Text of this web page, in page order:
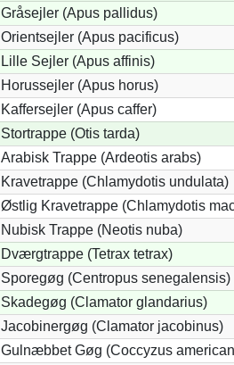
Gråsejler (Apus pallidus)
Orientsejler (Apus pacificus)
Lille Sejler (Apus affinis)
Horussejler (Apus horus)
Kaffersejler (Apus caffer)
Stortrappe (Otis tarda)
Arabisk Trappe (Ardeotis arabs)
Kravetrappe (Chlamydotis undulata)
Østlig Kravetrappe (Chlamydotis
Nubisk Trappe (Neotis nuba)
Dværgtrappe (Tetrax tetrax)
Sporegøg (Centropus senegalensis)
Skadegøg (Clamator glandarius)
Jacobinergøg (Clamator jacobinus)
Gulnæbbet Gøg (Coccyzus